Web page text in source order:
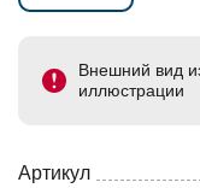
Внешний вид
иллюстрации
Артикул